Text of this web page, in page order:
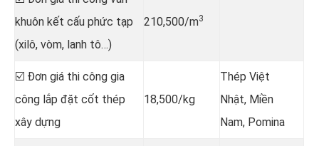
khuôn kết cấu phức tạp
(xilô, vòm, lanh tô…)
210,500/m3
☑️ Đơn giá thi công gia
công lắp đặt cốt thép
xây dựng
18,500/kg
Thép Việt
Nhật, Miền
Nam, Pomina